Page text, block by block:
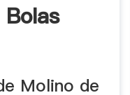
Molino de